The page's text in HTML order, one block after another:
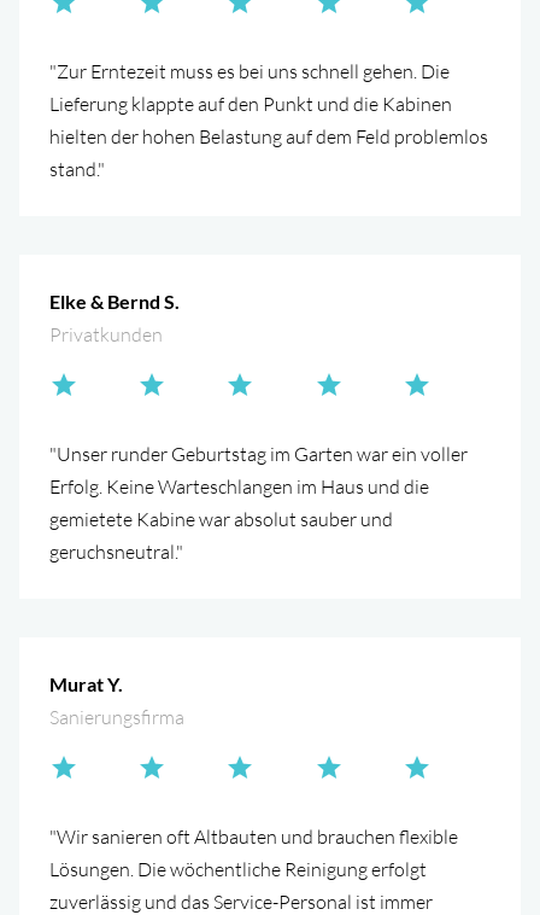
"Zur Erntezeit muss es bei uns schnell gehen. Die
Lieferung klappte auf den Punkt und die Kabinen
hielten der hohen Belastung auf dem Feld problemlos
stand."
Elke & Bernd S.
Privatkunden
"Unser runder Geburtstag im Garten war ein voller
Erfolg. Keine Warteschlangen im Haus und die
gemietete Kabine war absolut sauber und
geruchsneutral."
Murat Y.
Sanierungsfirma
"Wir sanieren oft Altbauten und brauchen flexible
Lösungen. Die wöchentliche Reinigung erfolgt
zuverlässig und das Service-Personal ist immer